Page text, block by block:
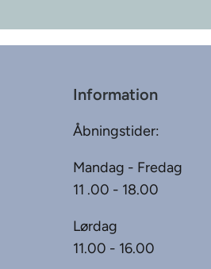
Information
Åbningstider:
Mandag - Fredag
11 .00 - 18.00
Lørdag
11.00 - 16.00